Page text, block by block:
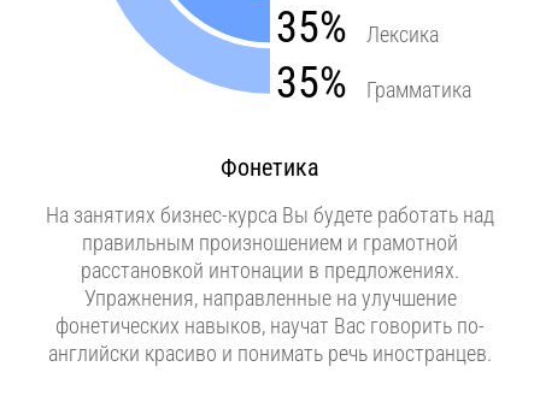
35% Лексика
35% Грамматика
Фонетика
На занятиях бизнес-курса Вы будете работать над
правильным произношением и грамотной
расстановкой интонации в предложениях.
Упражнения, направленные на улучшение
фонетических навыков, научат Вас говорить по-
английски красиво и понимать речь иностранцев.